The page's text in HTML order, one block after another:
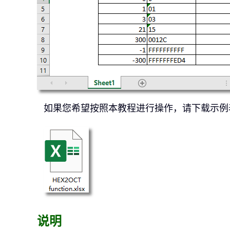
如果您希望按照本教程进行操作，请下载示
说明